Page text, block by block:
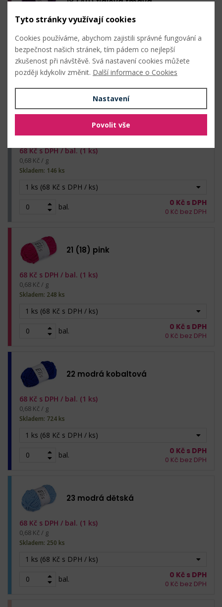
1 ks (68 Kč s DPH / ks)
68 Kč s DPH / bal. (1 ks)
0,68 Kč / g
Skladem: 20 ks
0Kč s DPH
0Kč bez DPH
19 (5) šedá světlá
1 ks (68 Kč s DPH / ks)
bal.
68Kč s DPH /bal. (1 ks)
0,68 Kč / g
Skladem: 146 ks
0 Kč s DPH
0 Kč bez DPH
21 (18) pink
1 ks (68 Kč s DPH / ks)
bal.
68 Kč s DPH / bal. (1 ks)
0,68 Kč / g
Skladem: 248 ks
0 Kč s DPH
0 Kč bez DPH
22 modrá kobaltová
1 ks (68 Kč s DPH / ks)
bal.
68 Kč s DPH / bal. (1 ks)
0,68 Kč / g
Skladem: 724 ks
0 Kč s DPH
0 Kč bez DPH
23 modrá dětská
1 ks (68 Kč s DPH / ks)
bal.
68 Kč s DPH / bal. (1 ks)
0,68 Kč / g
Skladem: 250 ks
0 Kč s DPH
0 Kč bez DPH
Tyto stránky využívají cookies
Cookies používáme, abychom zajistili správné fungování a
bezpečnost našich stránek, tím pádem co nejlepší
zkušenost při návštěvě. Svá nastavení cookies můžete
později kdykoliv změnit. Další informace o Cookies
Nastavení
Povolit vše